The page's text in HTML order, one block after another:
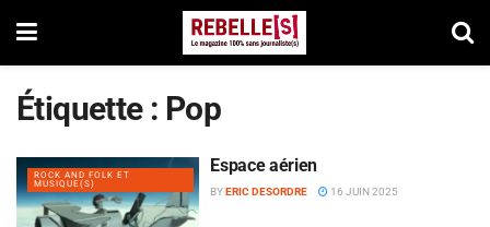
Étiquette : Pop
ROCK AND FOLK ET
MUSIQUE(S)
Espace aérien
BYERIC DESORDRE 16 JUIN 2025